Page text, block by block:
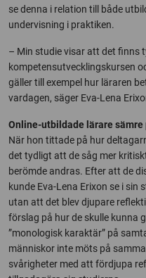
se denna i relation till både
undervisning i praktiken.
– Min studie visar att det finns
kompetensutvecklingskursen
gäller till exempel hur läraren
vardagen, säger Eva-Lena
Online-utbildade lärare sämre
När hon tittade på hur
det tydligt att de såg mer
berömde andras. Efter att de
kunde Eva-Lena Erixon se i
utan att det blev djupare
förslag på hur de skulle kunna
”monologisk karaktär” på
människor inte möts på
svårigheter med att fördjupa